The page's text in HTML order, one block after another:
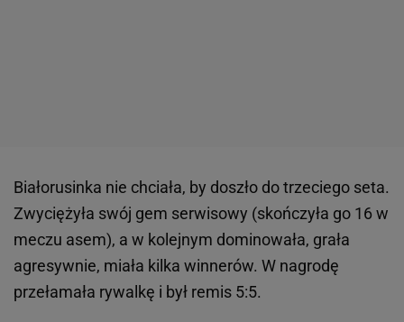
Białorusinka nie chciała, by doszło do trzeciego seta.
Zwyciężyła swój gem serwisowy (skończyła go 16 w
meczu asem), a w kolejnym dominowała, grała
agresywnie, miała kilka winnerów. W nagrodę
przełamała rywalkę i był remis 5:5.